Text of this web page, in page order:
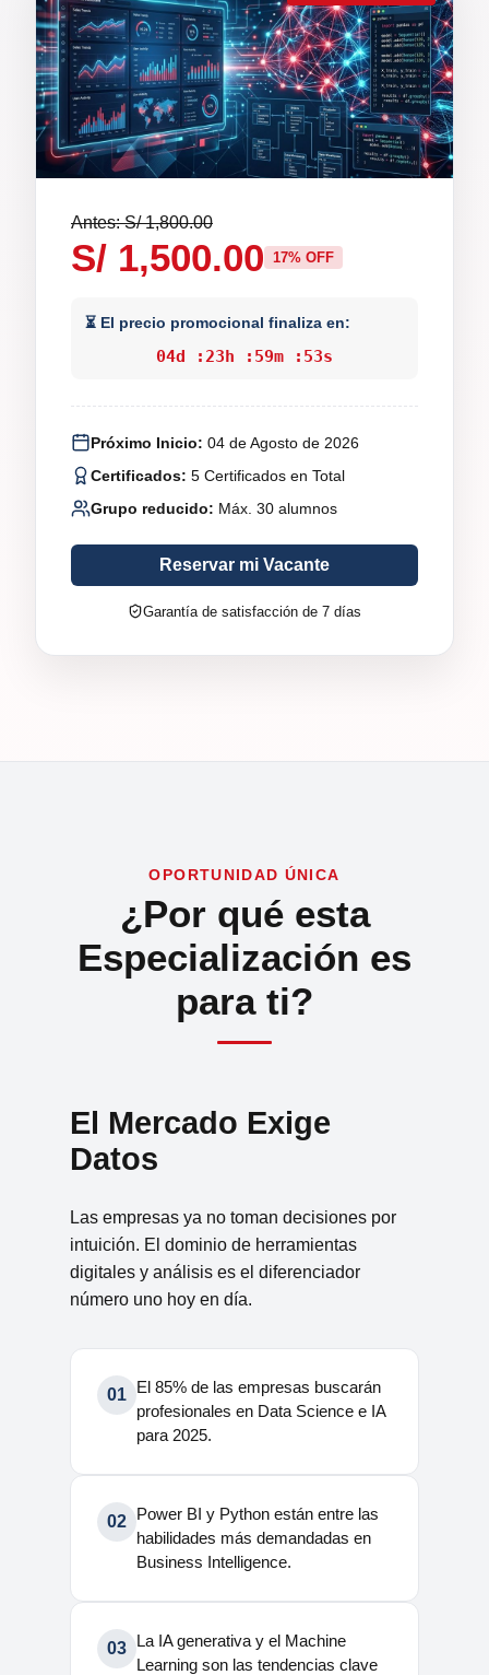
Antes: S/ 1,800.00
S/ 1,500.00 17% OFF
⏳ El precio promocional finaliza en:
04d : 23h : 59m : 52s
Próximo Inicio: 04 de Agosto de 2026
Certificados: 5 Certificados en Total
Grupo reducido: Máx. 30 alumnos
Reservar mi Vacante
Garantía de satisfacción de 7 días
OPORTUNIDAD ÚNICA
¿Por qué esta
Especialización es
para ti?
El Mercado Exige
Datos
Las empresas ya no toman decisiones por
intuición. El dominio de herramientas
digitales y análisis es el diferenciador
número uno hoy en día.
01 El 85% de las empresas buscarán
profesionales en Data Science e IA
para 2025.
02 Power BI y Python están entre las
habilidades más demandadas en
Business Intelligence.
03 La IA generativa y el Machine
Learning son las tendencias clave